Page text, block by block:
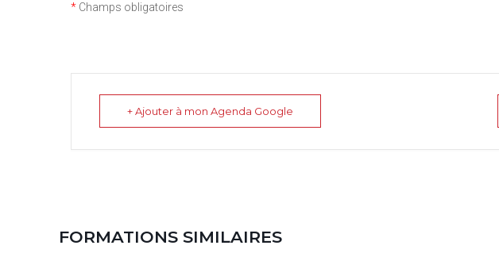
* Champs obligatoires
+ Ajouter à mon Agenda Google
FORMATIONS SIMILAIRES